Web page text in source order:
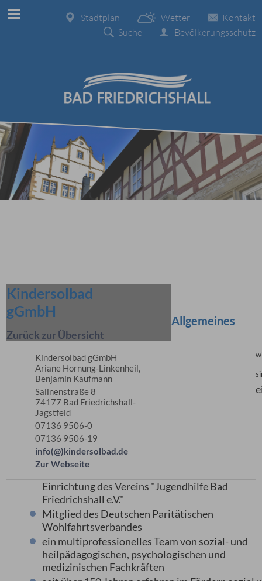
Kontakt
Wetter
Stadtplan
Bevölkerungsschutz
Suche
Kindersolbad
gGmbH
Zurück zur Übersicht
Kindersolbad gGmbH
Ariane Hornung-Linkenheil,
Benjamin Kaufmann
Salinenstraße 8
74177 Bad Friedrichshall-
Jagstfeld
07136 9506-0
07136 9506-19
info(@)kindersolbad.de
Zur Webseite
Allgemeines
Einrichtung des Vereins "Jugendhilfe Bad
Friedrichshall e.V."
Mitglied des Deutschen Paritätischen
Wohlfahrtsverbandes
ein multiprofessionelles Team von sozial- und
heilpädagogischen, psychologischen und
medizinischen Fachkräften